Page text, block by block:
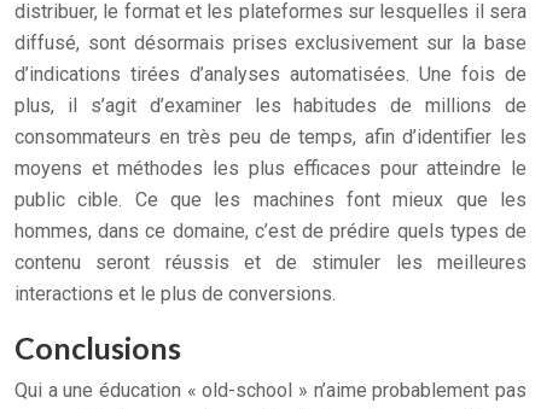
distribuer, le format et les plateformes sur lesquelles il sera
diffusé, sont désormais prises exclusivement sur la base
d’indications tirées d’analyses automatisées. Une fois de
plus, il s’agit d’examiner les habitudes de millions de
consommateurs en très peu de temps, afin d’identifier les
moyens et méthodes les plus efficaces pour atteindre le
public cible. Ce que les machines font mieux que les
hommes, dans ce domaine, c’est de prédire quels types de
contenu seront réussis et de stimuler les meilleures
interactions et le plus de conversions.
Conclusions
Qui a une éducation « old-school » n’aime probablement pas